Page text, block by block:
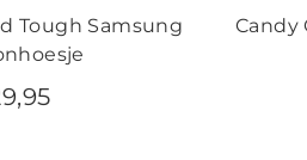
Tough Samsung
Candy